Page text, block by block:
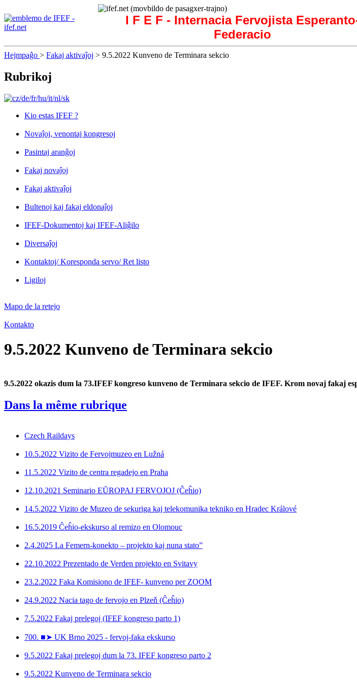
I F E F - Internacia Fervojista
Federacio
Hejmpaĝo > Fakaj aktivaĵoj > 9.5.2022 Kunveno de Terminara sekcio
Rubrikoj
Kio estas IFEF ?
Novaĵoj, venontaj kongresoj
Pasintaj aranĝoj
Fakaj novaĵoj
Fakaj aktivaĵoj
Bultenoj kaj fakaj eldonaĵoj
IFEF-Dokumentoj kaj IFEF-Aliĝilo
Diversaĵoj
Kontaktoj/ Koresponda servo/ Ret listo
Ligiloj
Mapo de la retejo
Kontakto
9.5.2022 Kunveno de Terminara sekcio
9.5.2022 okazis dum la 73.IFEF kongreso kunveno de Terminara sekcio de IFEF. Krom novaj fakaj
Dans la même rubrique
Czech Raildays
10.5.2022 Vizito de Fervojmuzeo en Lužná
11.5.2022 Vizito de centra regadejo en Praha
12.10.2021 Seminario EŬROPAJ FERVOJOJ (Ĉeĥio)
14.5.2022 Vizito de Muzeo de sekuriga kaj telekomunika tekniko en Hradec Králové
16.5.2019 Ĉeĥio-ekskurso al remizo en Olomouc
2.4.2025 La Femern-konekto – projekto kaj nuna stato”
22.10.2022 Prezentado de Verden projekto en Svitavy
23.2.2022 Faka Komisiono de IFEF- kunveno per ZOOM
24.9.2022 Nacia tago de fervojo en Plzeň (Ĉeĥio)
7.5.2022 Fakaj prelegoj (IFEF kongreso parto 1)
700. ■➤ UK Brno 2025 - fervoj-faka ekskurso
9.5.2022 Fakaj prelegoj dum la 73. IFEF kongreso parto 2
9.5.2022 Kunveno de Terminara sekcio